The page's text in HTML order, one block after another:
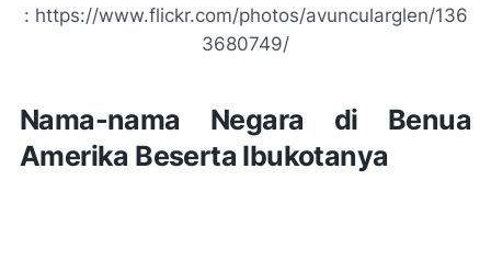
: https://www.flickr.com/photos/avuncularglen/136
3680749/
Nama-nama Negara di Benua
Amerika Beserta Ibukotanya